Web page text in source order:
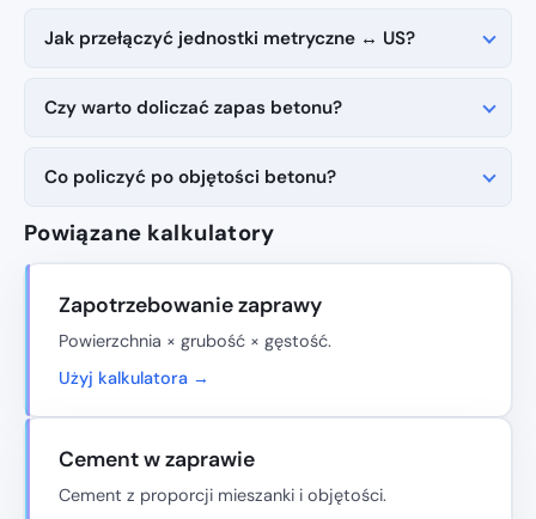
Jak przełączyć jednostki metryczne ↔ US?
Czy warto doliczać zapas betonu?
Co policzyć po objętości betonu?
Powiązane kalkulatory
Zapotrzebowanie zaprawy
Powierzchnia × grubość × gęstość.
Użyj kalkulatora →
Cement w zaprawie
Cement z proporcji mieszanki i objętości.